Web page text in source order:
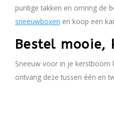
puntige takken en omring de
sneeuwboxen en koop een
Bestel mooie,
Sneeuw voor in je kerstboom
ontvang deze tussen één en